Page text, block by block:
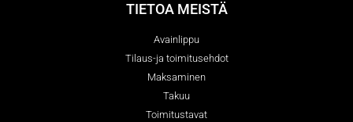
TIETOA MEISTÄ
Avainlippu
Tilaus-ja toimitusehdot
Maksaminen
Takuu
Toimitustavat